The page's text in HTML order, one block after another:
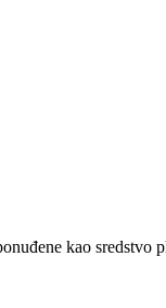
kao sredstvo